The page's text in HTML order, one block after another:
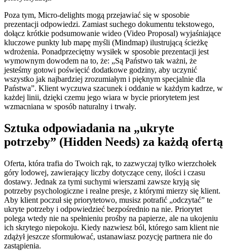
Poza tym, Micro-delights mogą przejawiać się w sposobie
prezentacji odpowiedzi. Zamiast suchego dokumentu tekstowego,
dołącz krótkie podsumowanie wideo (Video Proposal) wyjaśniające
kluczowe punkty lub mapę myśli (Mindmap) ilustrującą ścieżkę
wdrożenia. Ponadprzeciętny wysiłek w sposobie prezentacji jest
wymownym dowodem na to, że: „Są Państwo tak ważni, że
jesteśmy gotowi poświęcić dodatkowe godziny, aby uczynić
wszystko jak najbardziej zrozumiałym i pięknym specjalnie dla
Państwa”. Klient wyczuwa szacunek i oddanie w każdym kadrze, w
każdej linii, dzięki czemu jego wiara w bycie priorytetem jest
wzmacniana w sposób naturalny i trwały.
Sztuka odpowiadania na „ukryte
potrzeby” (Hidden Needs) za każdą ofertą
Oferta, która trafia do Twoich rąk, to zazwyczaj tylko wierzchołek
góry lodowej, zawierający liczby dotyczące ceny, ilości i czasu
dostawy. Jednak za tymi suchymi wierszami zawsze kryją się
potrzeby psychologiczne i realne presje, z którymi mierzy się klient.
Aby klient poczuł się priorytetowo, musisz potrafić „odczytać” te
ukryte potrzeby i odpowiedzieć bezpośrednio na nie. Priorytet
polega wtedy nie na spełnieniu prośby na papierze, ale na ukojeniu
ich skrytego niepokoju. Kiedy nazwiesz ból, którego sam klient nie
zdążył jeszcze sformułować, ustanawiasz pozycję partnera nie do
zastąpienia.